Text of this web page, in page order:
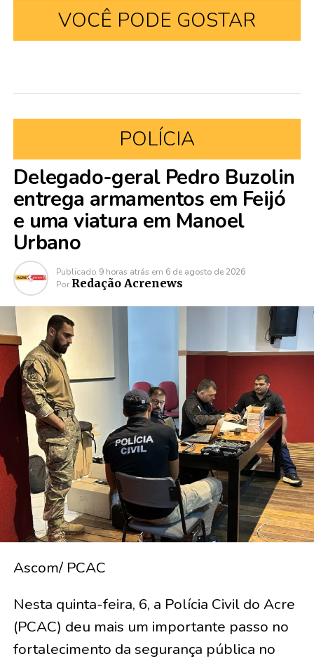
VOCÊ PODE GOSTAR
POLÍCIA
Delegado-geral Pedro Buzolin
entrega armamentos em Feijó
e uma viatura em Manoel
Urbano
Publicado 9 horas atrás em 6 de agosto de 2026
Por Redação Acrenews
Ascom/ PCAC
Nesta quinta-feira, 6, a Polícia Civil do Acre
(PCAC) deu mais um importante passo no
fortalecimento da segurança pública no